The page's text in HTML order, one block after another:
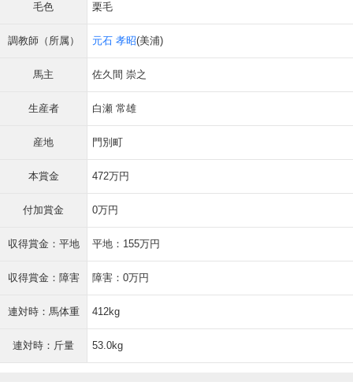
毛色 栗毛
調教師（所属） 元石 孝昭(美浦)
馬主 佐久間 崇之
生産者 白瀬 常雄
産地 門別町
本賞金 472万円
付加賞金 0万円
収得賞金：平地 平地：155万円
収得賞金：障害 障害：0万円
連対時：馬体重 412kg
連対時：斤量 53.0kg